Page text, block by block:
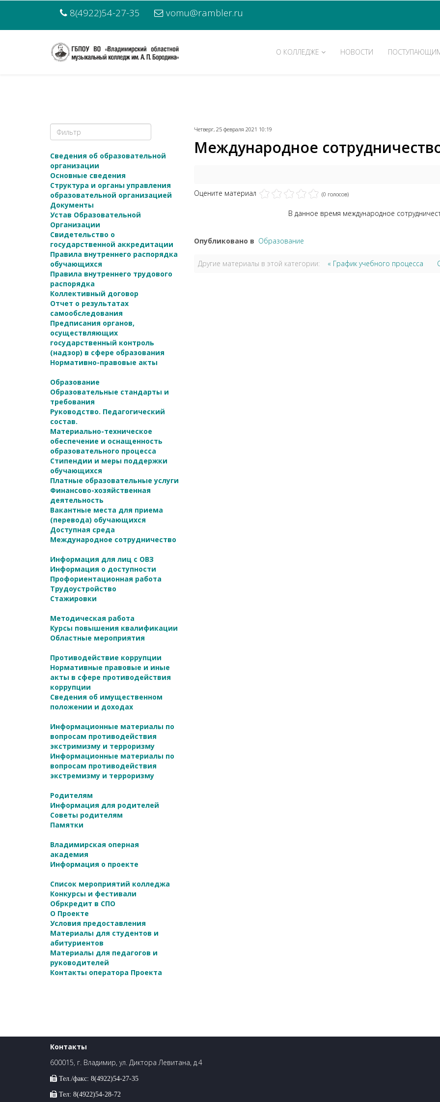
8(4922)54-27-35 vomu@rambler.ru
О КОЛЛЕДЖЕ НОВОСТИ
Сведения об образовательной
организации
Основные сведения
Структура и органы управления
образовательной организацией
Документы
Устав Образовательной
Организации
Свидетельство о
государственной аккредитации
Правила внутреннего распорядка
обучающихся
Правила внутреннего трудового
распорядка
Коллективный договор
Отчет о результатах
самообследования
Предписания органов,
осуществляющих
государственный контроль
(надзор) в сфере образования
Нормативно-правовые акты
Образование
Образовательные стандарты и
требования
Руководство. Педагогический
состав.
Материально-техническое
обеспечение и оснащенность
образовательного процесса
Стипендии и меры поддержки
обучающихся
Платные образовательные услуги
Финансово-хозяйственная
деятельность
Вакантные места для приема
(перевода) обучающихся
Доступная среда
Международное сотрудничество
Информация для лиц с ОВЗ
Информация о доступности
Профориентационная работа
Трудоустройство
Стажировки
Методическая работа
Курсы повышения квалификации
Областные мероприятия
Противодействие коррупции
Нормативные правовые и иные
акты в сфере противодействия
коррупции
Сведения об имущественном
положении и доходах
Информационные материалы по
вопросам противодействия
экстримизму и терроризму
Информационные материалы по
вопросам противодействия
экстремизму и терроризму
Родителям
Информация для родителей
Советы родителям
Памятки
Владимирская оперная
академия
Информация о проекте
Список мероприятий колледжа
Конкурсы и фестивали
Обркредит в СПО
О Проекте
Условия предоставления
Материалы для студентов и
абитуриентов
Материалы для педагогов и
руководителей
Контакты оператора Проекта
Четверг, 25 февраля 2021 10:19
Международное
Оцените материал (0 голосов)
В данное время международное
Опубликовано в Образование
Другие материалы в этой категории: « График учебного процесса
Контакты
600015, г. Владимир, ул. Диктора Левитана, д.4
Тел./факс: 8(4922)54-27-35
Тел: 8(4922)54-28-72